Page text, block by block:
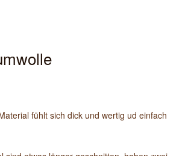
fühlt sich dick und wertig ud einfach